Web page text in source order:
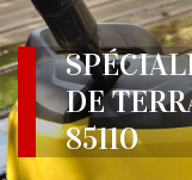
DE
85110